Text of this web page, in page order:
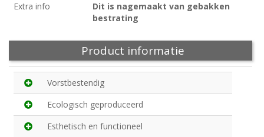
Extra info
Dit is nagemaakt van gebakken
bestrating
Product informatie
Vorstbestendig
Ecologisch geproduceerd
Esthetisch en functioneel